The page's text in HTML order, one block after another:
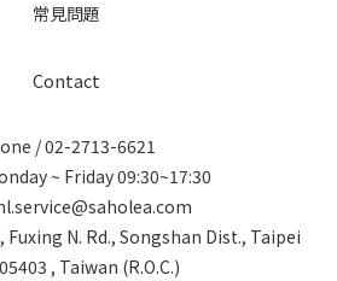
常見問題
Contact
/ 02-2713-6621
~ Friday 09:30~17:30
Fuxing N. Rd., Songshan Dist., Taipei
, Taiwan (R.O.C.)